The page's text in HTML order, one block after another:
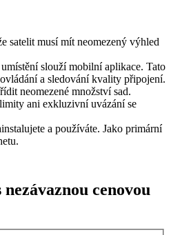
satelit musí mít neomezený výhled
slouží mobilní aplikace. Tato
a sledování kvality připojení.
neomezené množství sad.
ani exkluzivní uvázání se
a používáte. Jako primární
cenovou